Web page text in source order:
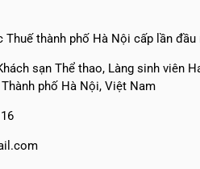
Thuế thành phố Hà Nội cấp lần
sạn Thể thao, Làng sinh viên
Thành phố Hà Nội, Việt Nam